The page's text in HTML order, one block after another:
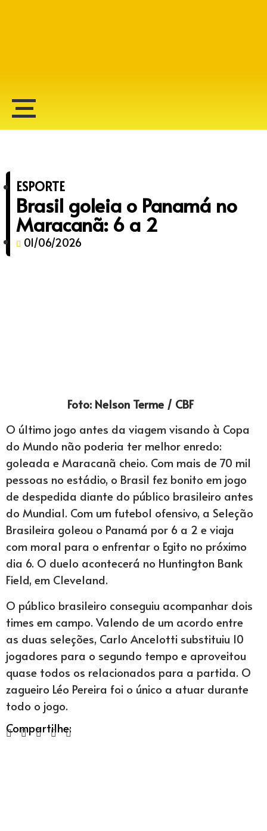
ESPORTE
Brasil goleia o Panamá no
Maracanã: 6 a 2
01/06/2026
Foto: Nelson Terme / CBF
O último jogo antes da viagem visando à Copa
do Mundo não poderia ter melhor enredo:
goleada e Maracanã cheio. Com mais de 70 mil
pessoas no estádio, o Brasil fez bonito em jogo
de despedida diante do público brasileiro antes
do Mundial. Com um futebol ofensivo, a Seleção
Brasileira goleou o Panamá por 6 a 2 e viaja
com moral para o enfrentar o Egito no próximo
dia 6. O duelo acontecerá no Huntington Bank
Field, em Cleveland.
O público brasileiro conseguiu acompanhar dois
times em campo. Valendo de um acordo entre
as duas seleções, Carlo Ancelotti substituiu 10
jogadores para o segundo tempo e aproveitou
quase todos os relacionados para a partida. O
zagueiro Léo Pereira foi o único a atuar durante
todo o jogo.
Compartilhe: